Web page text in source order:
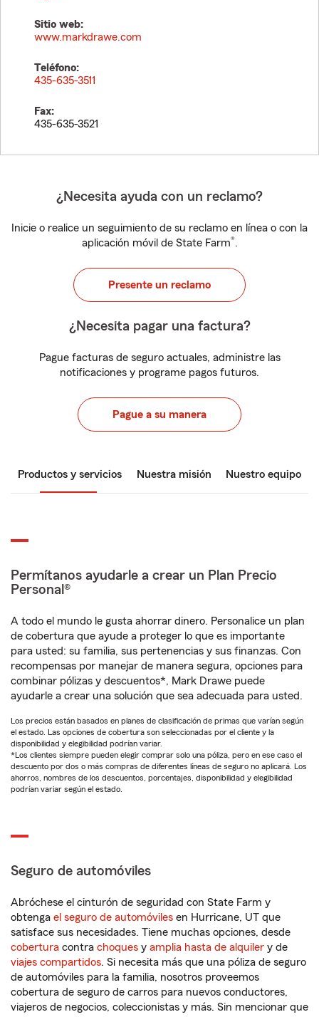
Sitio web:
www.markdrawe.com
Teléfono:
435-635-3511
Fax:
435-635-3521
¿Necesita ayuda con un reclamo?
Inicie o realice un seguimiento de su reclamo en línea o con la
aplicación móvil de State Farm®.
Presente un reclamo
¿Necesita pagar una factura?
Pague facturas de seguro actuales, administre las
notificaciones y programe pagos futuros.
Pague a su manera
Productos y servicios Nuestra misión Nuestro equipo
Permítanos ayudarle a crear un Plan Precio
Personal®
A todo el mundo le gusta ahorrar dinero. Personalice un plan
de cobertura que ayude a proteger lo que es importante
para usted: su familia, sus pertenencias y sus finanzas. Con
recompensas por manejar de manera segura, opciones para
combinar pólizas y descuentos*, Mark Drawe puede
ayudarle a crear una solución que sea adecuada para usted.
Los precios están basados en planes de clasificación de primas que varían según
el estado. Las opciones de cobertura son seleccionadas por el cliente y la
disponibilidad y elegibilidad podrían variar.
*Los clientes siempre pueden elegir comprar solo una póliza, pero en ese caso el
descuento por dos o más compras de diferentes líneas de seguro no aplicará. Los
ahorros, nombres de los descuentos, porcentajes, disponibilidad y elegibilidad
podrían variar según el estado.
Seguro de automóviles
Abróchese el cinturón de seguridad con State Farm y
obtenga el seguro de automóviles en Hurricane, UT que
satisface sus necesidades. Tiene muchas opciones, desde
cobertura contra choques y amplia hasta de alquiler y de
viajes compartidos. Si necesita más que una póliza de seguro
de automóviles para la familia, nosotros proveemos
cobertura de seguro de carros para nuevos conductores,
viajeros de negocios, coleccionistas y más. Sin mencionar que